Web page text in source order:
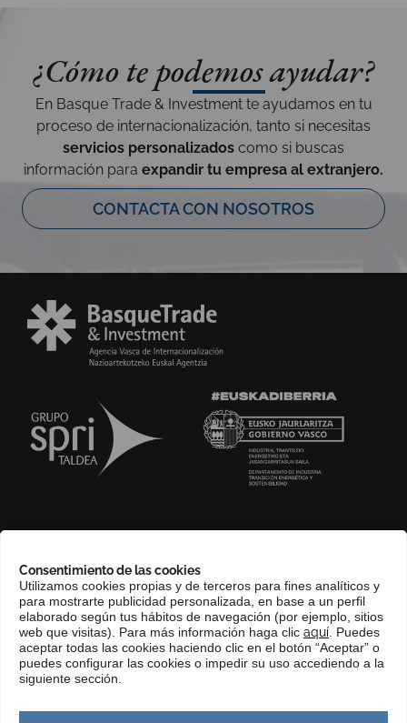
Consentimiento de las cookies
Utilizamos cookies propias y de terceros para fines analíticos y
para mostrarte publicidad personalizada, en base a un perfil
elaborado según tus hábitos de navegación (por ejemplo, sitios
web que visitas). Para más información haga clic aquí . Puedes
aceptar todas las cookies haciendo clic en el botón “Aceptar” o
puedes configurar las cookies o impedir su uso accediendo a la
siguiente sección.
¿Cómo te podemos ayudar?
En Basque Trade & Investment te ayudamos en tu
proceso de internacionalización, tanto si necesitas
servicios personalizados como si buscas
información para expandir tu empresa al extranjero.
CONTACTA CON NOSOTROS
COMPLIANCE CHANNEL
CONTACTO
EUSKERA
PERFIL DEL CONTRATANTE